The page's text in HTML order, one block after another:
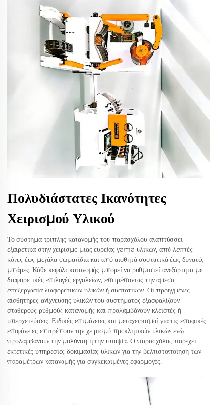
Πολυδιάστατες Ικανότητες
Χειρισμού Υλικού
Το σύστημα τριπλής κατανομής του παρασχόλου αναπτύσσει
εξαιρετικά στην χειρισμό μιας ευρείας γama υλικών, από λεπτές
κόνες έως μεγάλα σωματίδια και από αισθητά συστατικά έως δυνατές
μπάρες. Κάθε κεφάλι κατανομής μπορεί να ρυθμιστεί ανεξάρτητα με
διαφορετικές επιλογές εργαλείων, επιτρέποντας την αμεσα
επεξεργασία διαφορετικών υλικών ή συστατικών. Οι προηγμένες
αισθητήρες ανίχνευσης υλικών του συστήματος εξασφαλίζουν
σταθερούς ρυθμούς κατανομής και προλαμβάνουν κλειστές ή
υπερχετεύσεις. Ειδικές επιμάχειες και μεταχειρισμοί για τις επαφικές
επιφάνειες επιτρέπουν την χειρισμό προκλητικών υλικών ενώ
προλαμβάνουν την μολύνση ή την υποψία. Ο παρασχόλος παρέχει
εκτετικές υπηρεσίες δοκιμασίας υλικών για την βελτιστοποίηση των
παραμέτρων κατανομής για συγκεκριμένες εφαρμογές.